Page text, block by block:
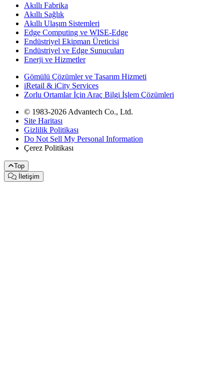
Akıllı Fabrika
Akıllı Sağlık
Akıllı Ulaşım Sistemleri
Edge Computing ve WISE-Edge
Endüstriyel Ekipman Üreticisi
Endüstriyel ve Edge Sunucuları
Enerji ve Hizmetler
Gömülü Çözümler ve Tasarım Hizmeti
iRetail & iCity Services
Zorlu Ortamlar İçin Araç Bilgi İşlem Çözümleri
© 1983-2026 Advantech Co., Ltd.
Site Haritası
Gizlilik Politikası
Do Not Sell My Personal Information
Çerez Politikası
Top
İletişim